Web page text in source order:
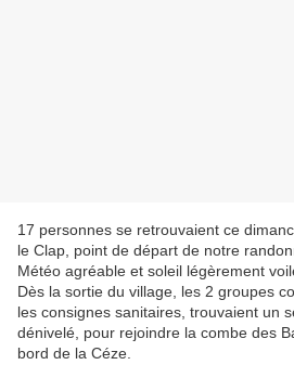
17 personnes se retrouvaient ce
le Clap, point de départ de notre
Météo agréable et soleil légèrement
Dès la sortie du village, les 2 groupes
les consignes sanitaires, trouvaient un
dénivelé, pour rejoindre la combe des
bord de la Céze.